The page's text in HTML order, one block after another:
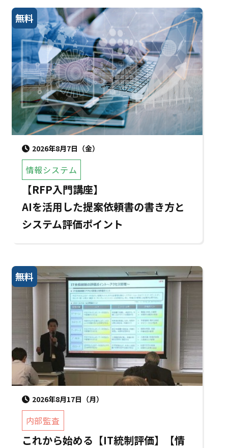
無料
2026年8月7日（金）
情報システム
【RFP入門講座】
AIを活用した提案依頼書の書き方と
システム評価ポイント
無料
2026年8月17日（月）
内部監査
これから始める【IT統制評価】【情